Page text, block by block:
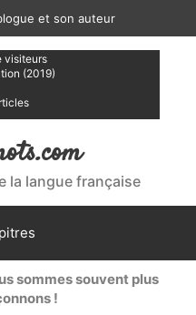
et son auteur
visiteurs
(2019)
la langue française
sommes souvent plus
!